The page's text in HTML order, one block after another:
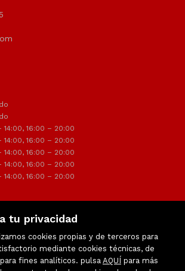
tu privacidad
cookies propias y de terceros para
mediante cookies técnicas, de
fines analíticos. pulsa AQUÍ para más
14:00, 16:00 – 20:00
14:00, 16:00 – 20:00
14:00, 16:00 – 20:00
14:00, 16:00 – 20:00
14:00, 16:00 – 20:00